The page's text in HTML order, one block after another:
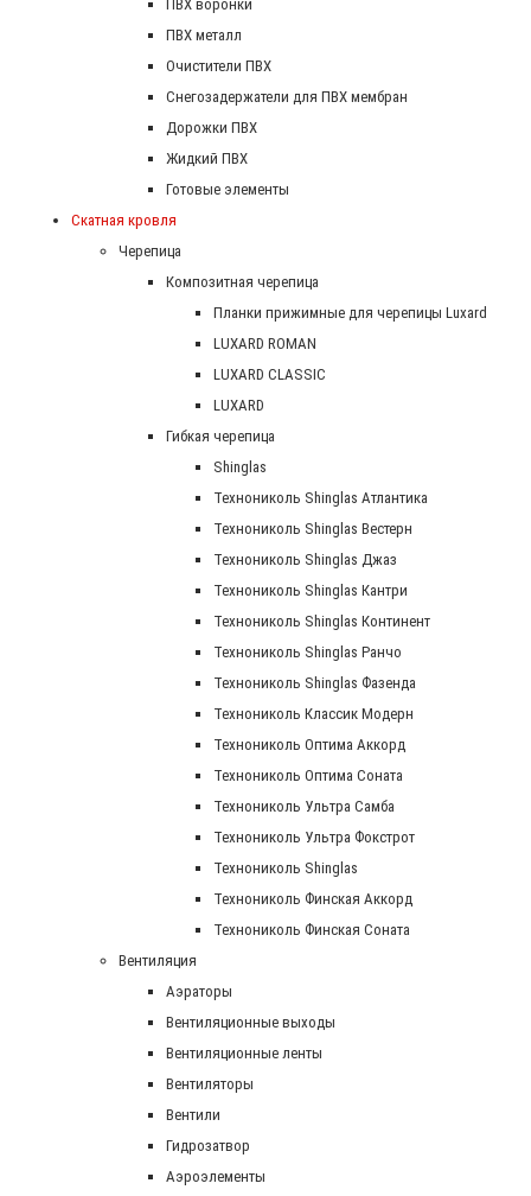
ПВХ воронки
ПВХ металл
Очистители ПВХ
Снегозадержатели для ПВХ мембран
Дорожки ПВХ
Жидкий ПВХ
Готовые элементы
Скатная кровля
Черепица
Композитная черепица
Планки прижимные для черепицы Luxard
LUXARD ROMAN
LUXARD CLASSIC
LUXARD
Гибкая черепица
Shinglas
Технониколь Shinglas Атлантика
Технониколь Shinglas Вестерн
Технониколь Shinglas Джаз
Технониколь Shinglas Кантри
Технониколь Shinglas Континент
Технониколь Shinglas Ранчо
Технониколь Shinglas Фазенда
Технониколь Классик Модерн
Технониколь Оптима Аккорд
Технониколь Оптима Соната
Технониколь Ультра Самба
Технониколь Ультра Фокстрот
Технониколь Shinglas
Технониколь Финская Аккорд
Технониколь Финская Соната
Вентиляция
Аэраторы
Вентиляционные выходы
Вентиляционные ленты
Вентиляторы
Вентили
Гидрозатвор
Аэроэлементы